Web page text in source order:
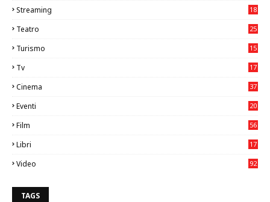
Streaming 18
Teatro
25
Turismo
15
Tv
17
Cinema
37
Eventi
20
Film
56
Libri
17
Video
92
TAGS